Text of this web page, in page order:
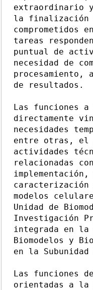
extraordinario
la finalización
comprometidos
tareas
puntual de
necesidad de
de resultados.
Las funciones a
directamente
necesidades
entre otras, el
actividades
relacionadas
modelos
Unidad de
Investigación
integrada en la
Biomodelos y
en la Subunidad
Las funciones
orientadas a la